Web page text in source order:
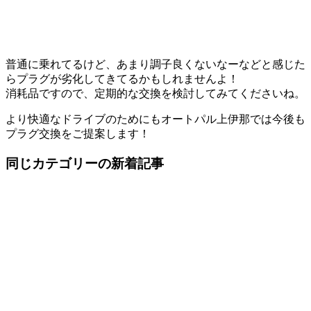
普通に乗れてるけど、あまり調子良くないなーなどと感じた
らプラグが劣化してきてるかもしれませんよ！
消耗品ですので、定期的な交換を検討してみてくださいね。
より快適なドライブのためにもオートパル上伊那では今後も
プラグ交換をご提案します！
同じカテゴリーの新着記事